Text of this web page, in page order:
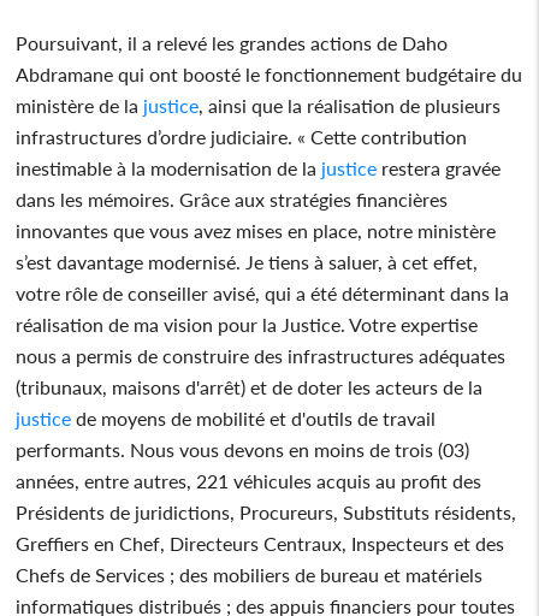
Poursuivant, il a relevé les grandes actions de Daho
Abdramane qui ont boosté le fonctionnement budgétaire du
ministère de la justice , ainsi que la réalisation de plusieurs
infrastructures d’ordre judiciaire. « Cette contribution
inestimable à la modernisation de la justice restera gravée
dans les mémoires. Grâce aux stratégies financières
innovantes que vous avez mises en place, notre ministère
s’est davantage modernisé. Je tiens à saluer, à cet effet,
votre rôle de conseiller avisé, qui a été déterminant dans la
réalisation de ma vision pour la Justice. Votre expertise
nous a permis de construire des infrastructures adéquates
(tribunaux, maisons d'arrêt) et de doter les acteurs de la
justice de moyens de mobilité et d'outils de travail
performants. Nous vous devons en moins de trois (03)
années, entre autres, 221 véhicules acquis au profit des
Présidents de juridictions, Procureurs, Substituts résidents,
Greffiers en Chef, Directeurs Centraux, Inspecteurs et des
Chefs de Services ; des mobiliers de bureau et matériels
informatiques distribués ; des appuis financiers pour toutes